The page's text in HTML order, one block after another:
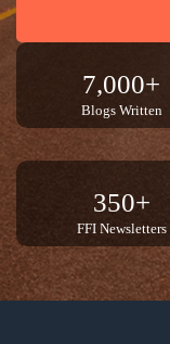
History of
United
States
Purpose of
the
Wilderness
7,000+
Blogs Written
350+
FFI Newsletters